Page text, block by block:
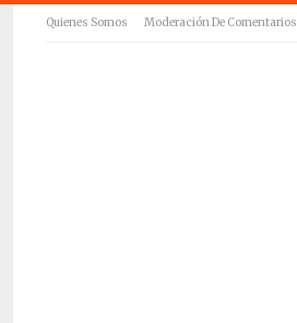
Quienes Somos Moderación De Comentarios